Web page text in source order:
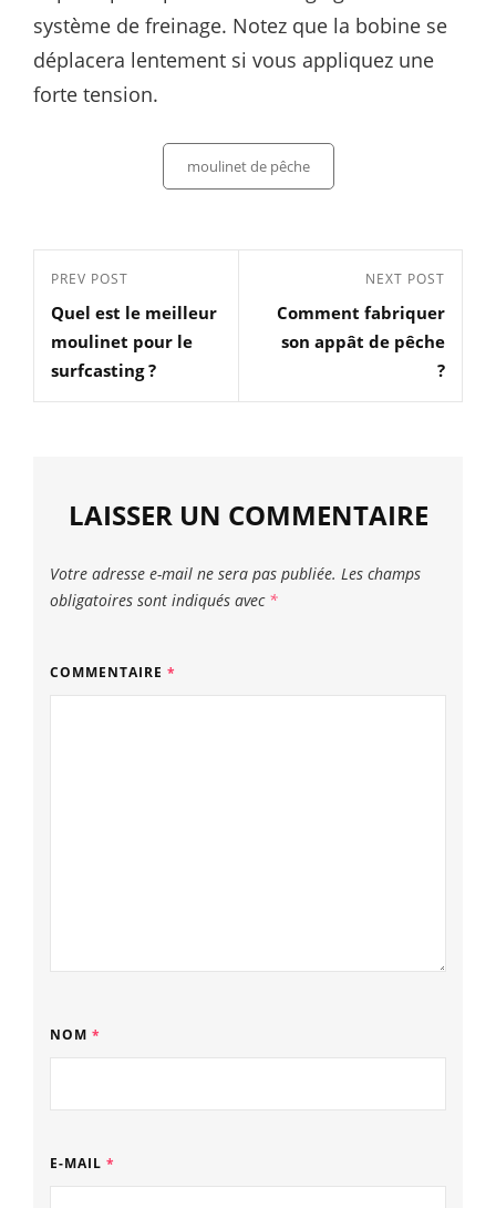
système de freinage. Notez que la bobine se
déplacera lentement si vous appliquez une
forte tension.
Categories
moulinet de pêche
Navigation
de
l’article
Previous
Post
PREV POST
Quel est le meilleur
moulinet pour le
surfcasting ?
Post
NEXT POST
Comment fabriquer
son appât de pêche
?
LAISSER UN COMMENTAIRE
Votre adresse e-mail ne sera pas publiée. Les champs
obligatoires sont indiqués avec *
COMMENTAIRE *
NOM *
E-MAIL *